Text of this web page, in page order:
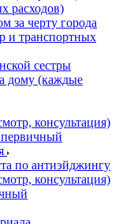
расходов)
за черту города
и транспортных
сестры
дому (каждые
консультация)
первичный
по антиэйджингу
консультация)